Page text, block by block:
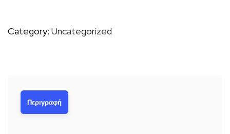
Category: Uncategorized
Περιγραφή